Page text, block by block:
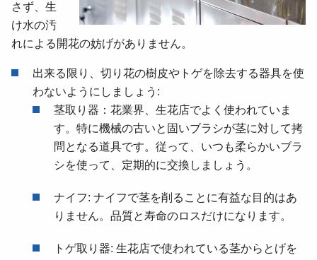
さず、生
け水の汚
れによる開花の妨げがありません。
出来る限り、切り花の樹皮やトゲを除去する器具を使
わないようにしましょう:
茎取り器：花業界、生花店でよく使われていま
す。特に機械の古いと固いブラシが茎に対して拷
問となる道具です。従って、いつも柔らかいブラ
シを使って、定期的に交換しましょう。
ナイフ: ナイフで茎を削ることに有益な目的はあ
りません。品質と寿命のロスだけになります。
トゲ取り器: 生花店で使われている茎からとげを